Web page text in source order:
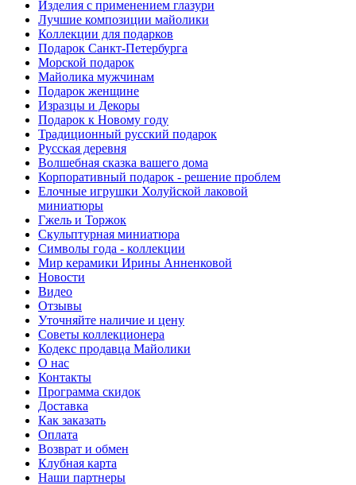
Изделия с применением глазури
Лучшие композиции майолики
Коллекции для подарков
Подарок Санкт-Петербурга
Морской подарок
Майолика мужчинам
Подарок женщине
Изразцы и Декоры
Подарок к Новому году
Традиционный русский подарок
Русская деревня
Волшебная сказка вашего дома
Корпоративный подарок - решение проблем
Елочные игрушки Холуйской лаковой
миниатюры
Гжель и Торжок
Скульптурная миниатюра
Символы года - коллекции
Мир керамики Ирины Анненковой
Новости
Видео
Отзывы
Уточняйте наличие и цену
Советы коллекционера
Кодекс продавца Майолики
О нас
Контакты
Программа скидок
Доставка
Как заказать
Оплата
Возврат и обмен
Клубная карта
Наши партнеры